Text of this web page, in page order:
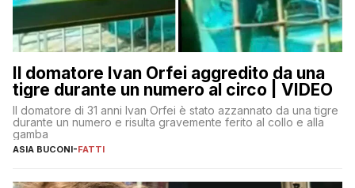
Il domatore Ivan Orfei aggredito da una
tigre durante un numero al circo | VIDEO
Il domatore di 31 anni Ivan Orfei è stato azzannato da una tigre
durante un numero e risulta gravemente ferito al collo e alla
gamba
ASIA BUCONI-FATTI